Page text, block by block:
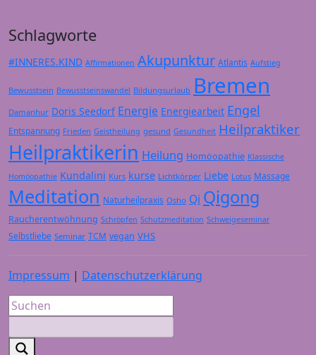
Schlagworte
#INNERES.KIND Affirmationen Akupunktur Atlantis Aufstieg
Bewusstsein Bewusstseinswandel Bildungsurlaub Bremen
Damanhur Doris Seedorf Energie Energiearbeit Engel
Entspannung Frieden Geistheilung gesund Gesundheit Heilpraktiker
Heilpraktikerin Heilung Homöopathie Klassische
Homöopathie Kundalini Kurs kurse Lichtkörper Liebe Lotus Massage
Meditation Naturheilpraxis Osho Qi Qigong
Raucherentwöhnung Schröpfen Schutzmeditation Schweigeseminar
Selbstliebe Seminar TCM vegan VHS
Impressum | Datenschutzerklärung